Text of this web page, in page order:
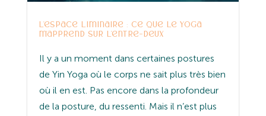
L’espace liminaire : ce que le yoga
m’apprend sur l’entre-deux
Il y a un moment dans certaines postures
de Yin Yoga où le corps ne sait plus très bien
où il en est. Pas encore dans la profondeur
de la posture, du ressenti. Mais il n’est plus